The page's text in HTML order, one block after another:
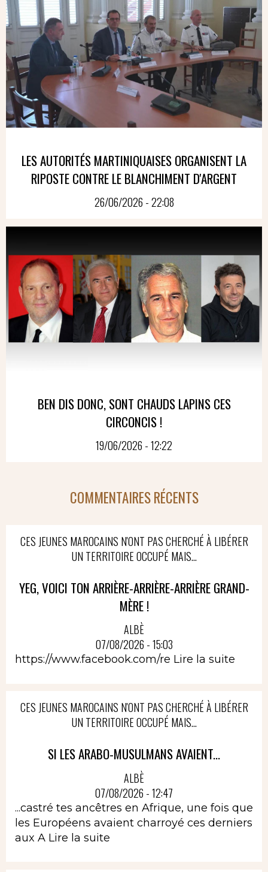
LES AUTORITÉS MARTINIQUAISES ORGANISENT LA
RIPOSTE CONTRE LE BLANCHIMENT D'ARGENT
26/06/2026 - 22:08
BEN DIS DONC, SONT CHAUDS LAPINS CES
CIRCONCIS !
19/06/2026 - 12:22
COMMENTAIRES RÉCENTS
CES JEUNES MAROCAINS N'ONT PAS CHERCHÉ À LIBÉRER
UN TERRITOIRE OCCUPÉ MAIS...
YEG, VOICI TON ARRIÈRE-ARRIÈRE-ARRIÈRE GRAND-
MÈRE !
ALBÈ
07/08/2026 - 15:03
https://www.facebook.com/re Lire la suite
CES JEUNES MAROCAINS N'ONT PAS CHERCHÉ À LIBÉRER
UN TERRITOIRE OCCUPÉ MAIS...
SI LES ARABO-MUSULMANS AVAIENT...
ALBÈ
07/08/2026 - 12:47
...castré tes ancêtres en Afrique, une fois que
les Européens avaient charroyé ces derniers
aux A Lire la suite